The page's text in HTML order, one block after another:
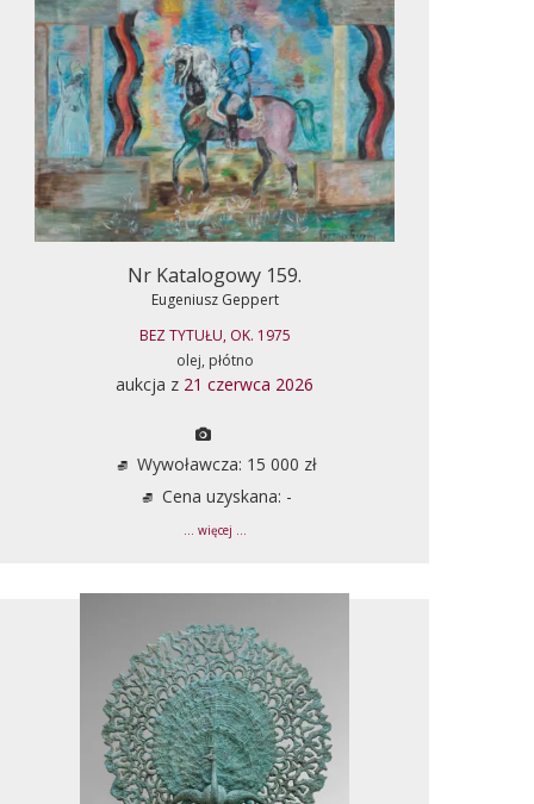
Nr Katalogowy 159.
Eugeniusz Geppert
BEZ TYTUŁU, OK. 1975
olej, płótno
aukcja z 21 czerwca 2026
Wywoławcza: 15 000 zł
Cena uzyskana: -
... więcej ...